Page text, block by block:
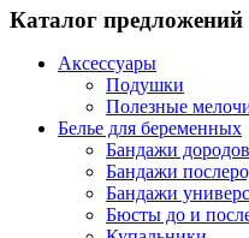
Каталог предложений
Аксессуары
Подушки
Полезные
Белье для беременных
Бандажи
Бандажи
Бандажи
Бюсты до и